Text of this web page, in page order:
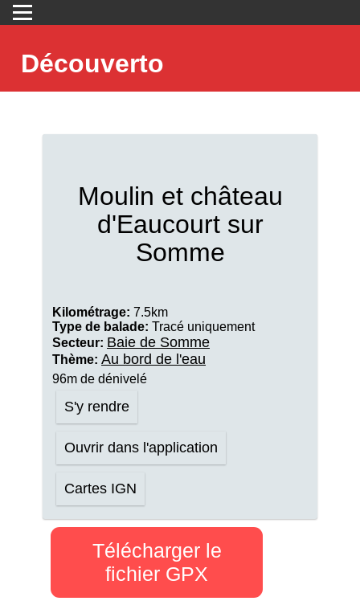
Découverto
Moulin et château
d'Eaucourt sur
Somme
Kilométrage: 7.5km
Type de balade: Tracé uniquement
Secteur: Baie de Somme
Thème: Au bord de l'eau
96m de dénivelé
S'y rendre
Ouvrir dans l'application
Cartes IGN
Télécharger le
fichier GPX